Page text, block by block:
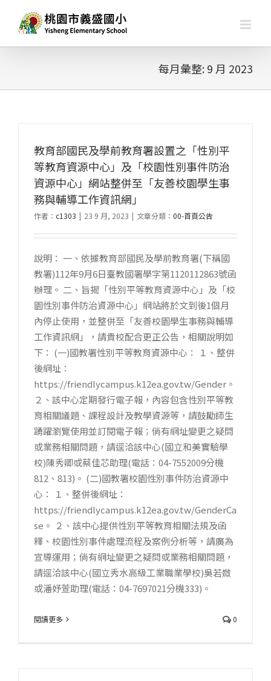
每月彙整:9 月 2023
教育部國民及學前教育署設置之「性別平
等教育資源中心」及「校園性別事件防治
資源中心」網站整併至「友善校園學生事
務與輔導工作資訊網」
作者： c1303 | 23 9 月, 2023 | 文章分類： 00-首頁公告
說明： 一、依據教育部國民及學前教育署(下稱國
教署)112年9月6日臺教國署學字第1120112863號函
辦理。 二、旨揭「性別平等教育資源中心」及「校
園性別事件防治資源中心」網站將於文到後1個月
內停止使用，並整併至「友善校園學生事務與輔導
工作資訊網」，請貴校配合更正公告，相關說明如
下： (一)國教署性別平等教育資源中心： １、整併
後網址：
https://friendlycampus.k12ea.gov.tw/Gender。
２、該中心定期發行電子報，內容包含性別平等教
育相關議題、課程設計及教學資源等，請鼓勵師生
踴躍瀏覽使用並訂閱電子報；倘有網址變更之疑問
或業務相關問題，請逕洽該中心(國立和美實驗學
校)陳秀卿或蔡佳芯助理(電話：04-7552009分機
812、813)。 (二)國教署校園性別事件防治資源中
心： １、整併後網址：
https://friendlycampus.k12ea.gov.tw/GenderCa
se。 ２、該中心提供性別平等教育相關法規及函
釋、校園性別事件處理流程及案例分析等，請廣為
宣導運用；倘有網址變更之疑問或業務相關問題，
請逕洽該中心(國立秀水高級工業職業學校)吳若媺
或潘妤萱助理(電話：04-7697021分機333)。
閱讀更多 0